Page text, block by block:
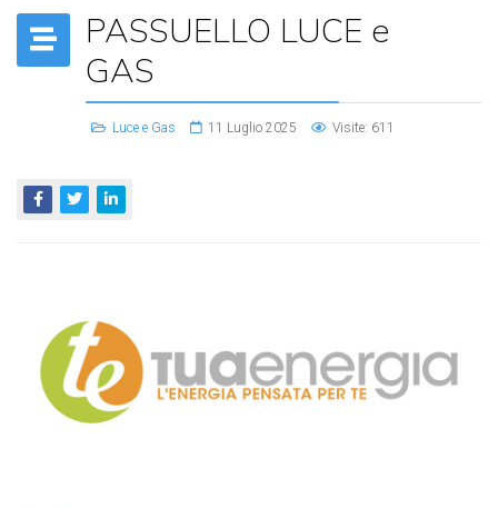
PASSUELLO LUCE e
GAS
Luce e Gas 11 Luglio 2025 Visite: 611